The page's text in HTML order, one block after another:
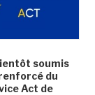
soumis
du
Act de